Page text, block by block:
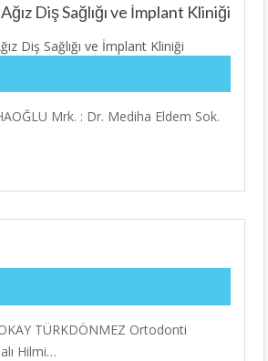
Diş Sağlığı ve İmplant Kliniği
Mrk. : Dr. Mediha Eldem Sok.
TÜRKDÖNMEZ Ortodonti
Hilmi…